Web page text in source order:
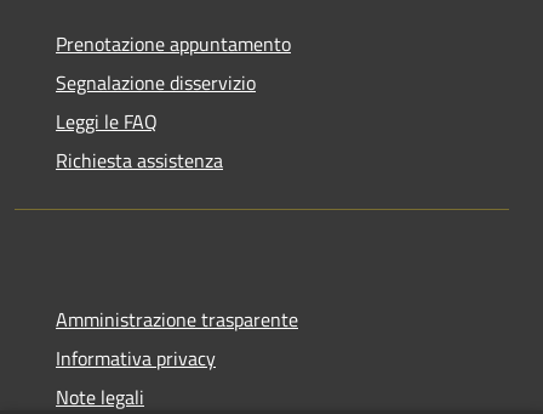
Prenotazione appuntamento
Segnalazione disservizio
Leggi le FAQ
Richiesta assistenza
Amministrazione trasparente
Informativa privacy
Note legali